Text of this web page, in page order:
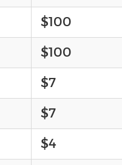
$100
$100
$7
$7
$4